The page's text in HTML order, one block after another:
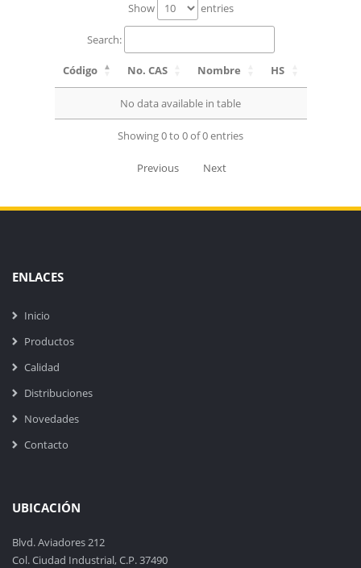
Show entries
Search:
Código No. CAS Nombre HS
No data available in table
Showing 0 to 0 of 0 entries
Previous Next
ENLACES
Inicio
Productos
Calidad
Distribuciones
Novedades
Contacto
UBICACIÓN
Blvd. Aviadores 212
Col. Ciudad Industrial, C.P. 37490